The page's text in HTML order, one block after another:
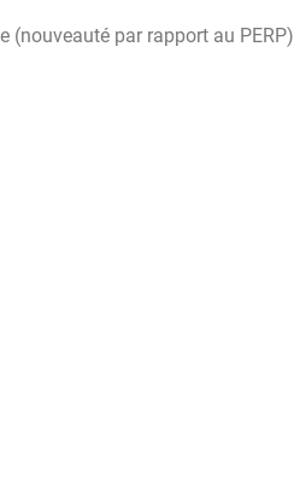
(nouveauté par rapport au PERP)